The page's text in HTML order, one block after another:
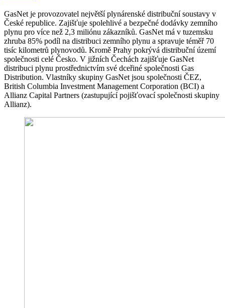
GasNet je provozovatel největší plynárenské distribuční soustavy v
České republice. Zajišťuje spolehlivé a bezpečné dodávky zemního
plynu pro více než 2,3 miliónu zákazníků. GasNet má v tuzemsku
zhruba 85% podíl na distribuci zemního plynu a spravuje téměř 70
tisíc kilometrů plynovodů. Kromě Prahy pokrývá distribuční území
společnosti celé Česko. V jižních Čechách zajišťuje GasNet
distribuci plynu prostřednictvím své dceřiné společnosti Gas
Distribution. Vlastníky skupiny GasNet jsou společnosti ČEZ,
British Columbia Investment Management Corporation (BCI) a
Allianz Capital Partners (zastupující pojišťovací společnosti skupiny
Allianz).